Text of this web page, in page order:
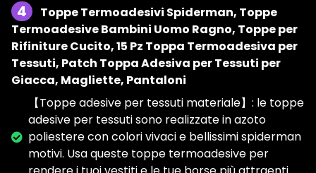
4
Toppe Termoadesivi Spiderman, Toppe
Termoadesive Bambini Uomo Ragno, Toppe per
Rifiniture Cucito, 15 Pz Toppa Termoadesiva per
Tessuti, Patch Toppa Adesiva per Tessuti per
Giacca, Magliette, Pantaloni
【Toppe adesive per tessuti materiale】: le toppe
adesive per tessuti sono realizzate in azoto
poliestere con colori vivaci e bellissimi spiderman
motivi. Usa queste toppe termoadesive per